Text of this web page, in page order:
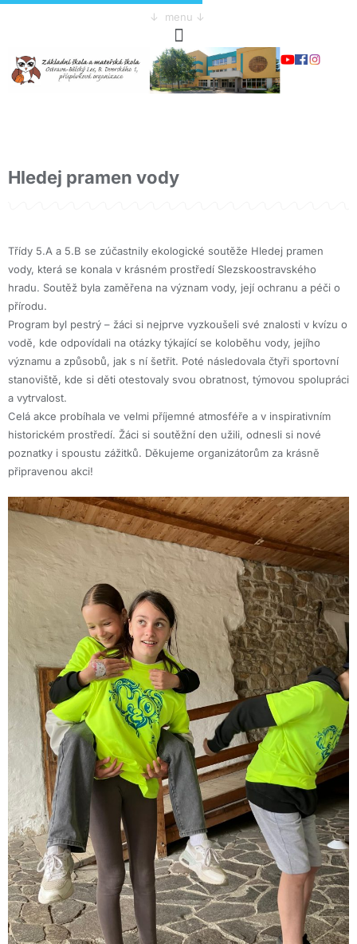
↓ menu ↓
Hledej pramen vody
Třídy 5.A a 5.B se zúčastnily ekologické soutěže Hledej pramen
vody, která se konala v krásném prostředí Slezskoostravského
hradu. Soutěž byla zaměřena na význam vody, její ochranu a péči o
přírodu.
Program byl pestrý – žáci si nejprve vyzkoušeli své znalosti v kvízu o
vodě, kde odpovídali na otázky týkající se koloběhu vody, jejího
významu a způsobů, jak s ní šetřit. Poté následovala čtyři sportovní
stanoviště, kde si děti otestovaly svou obratnost, týmovou spolupráci
a vytrvalost.
Celá akce probíhala ve velmi příjemné atmosféře a v inspirativním
historickém prostředí. Žáci si soutěžní den užili, odnesli si nové
poznatky i spoustu zážitků. Děkujeme organizátorům za krásně
připravenou akci!